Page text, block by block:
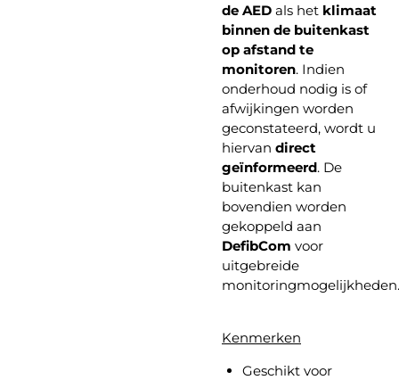
de AED als het klimaat
binnen de buitenkast
op afstand te
monitoren. Indien
onderhoud nodig is of
afwijkingen worden
geconstateerd, wordt u
hiervan direct
geïnformeerd. De
buitenkast kan
bovendien worden
gekoppeld aan
DefibCom voor
uitgebreide
monitoringmogelijkheden.
Kenmerken
Geschikt voor